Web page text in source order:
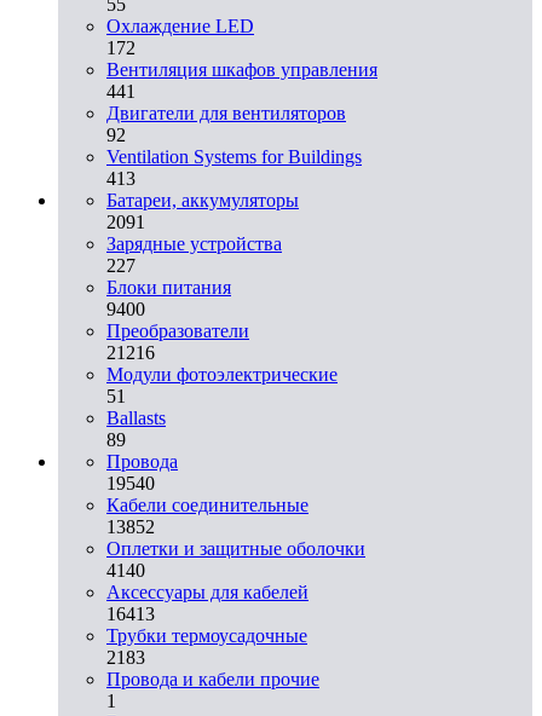
Охлаждение LED
172
Вентиляция шкафов управления
441
Двигатели для вентиляторов
92
Ventilation Systems for Buildings
413
Батареи, аккумуляторы
2091
Зарядные устройства
227
Блоки питания
9400
Преобразователи
21216
Модули фотоэлектрические
51
Ballasts
89
Провода
19540
Кабели соединительные
13852
Оплетки и защитные оболочки
4140
Аксессуары для кабелей
16413
Трубки термоусадочные
2183
Провода и кабели прочие
1